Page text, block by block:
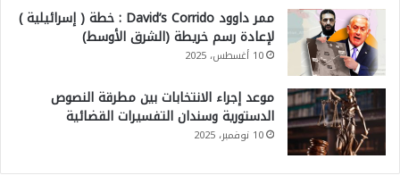
ممر داوود David’s Corrido : خطة ( إسرائيلية )
لإعادة رسم خريطة (الشرق الأوسط)
10 أغسطس، 2025
موعد إجراء الانتخابات بين مطرقة النصوص
الدستورية وسندان التفسيرات القضائية
10 نوفمبر، 2025